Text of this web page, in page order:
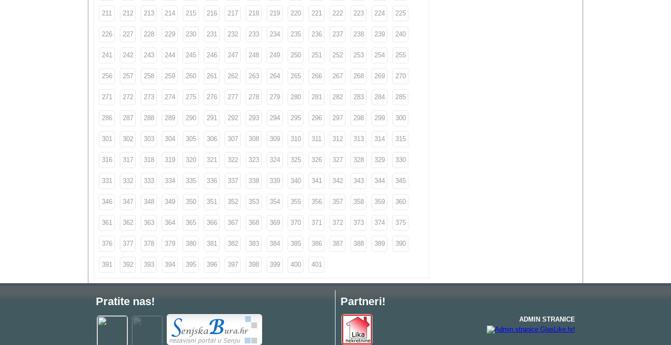
211 212 213 214 215 216 217 218 219 220 221 222 223 224 225
226 227 228 229 230 231 232 233 234 235 236 237 238 239 240
241 242 243 244 245 246 247 248 249 250 251 252 253 254 255
256 257 258 259 260 261 262 263 264 265 266 267 268 269 270
271 272 273 274 275 276 277 278 279 280 281 282 283 284 285
286 287 288 289 290 291 292 293 294 295 296 297 298 299 300
301 302 303 304 305 306 307 308 309 310 311 312 313 314 315
316 317 318 319 320 321 322 323 324 325 326 327 328 329 330
331 332 333 334 335 336 337 338 339 340 341 342 343 344 345
346 347 348 349 350 351 352 353 354 355 356 357 358 359 360
361 362 363 364 365 366 367 368 369 370 371 372 373 374 375
376 377 378 379 380 381 382 383 384 385 386 387 388 389 390
391 392 393 394 395 396 397 398 399 400 401
Pratite nas! Partneri!
ADMIN STRANICE